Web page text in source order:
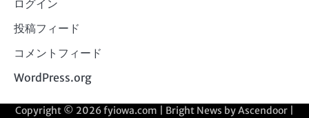
ログイン
投稿フィード
コメントフィード
WordPress.org
Copyright © 2026fyiowa.com | Bright News byAscendoor